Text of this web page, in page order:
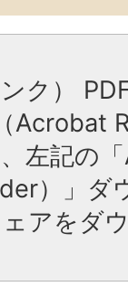
ク）
Acrobat
左記の
）」ダ
アをダ